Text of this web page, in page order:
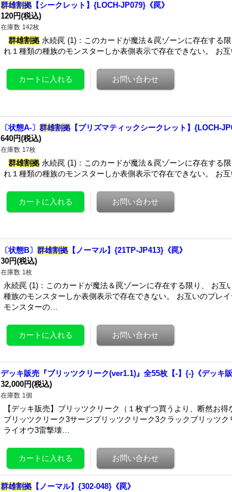
群雄割拠 【シークレット】{LOCH-JP079}《罠》
120円(税込)
在庫数 142枚
群雄割拠 永続罠 (1)：このカードが魔法＆罠ゾーンに存在する
れ１種類の種族のモンスターしか表側表示で存在できない。 お
〔状態A-〕 群雄割拠 【プリズマティックシークレット】{LOCH-
640円(税込)
在庫数 17枚
群雄割拠 永続罠 (1)：このカードが魔法＆罠ゾーンに存在する
れ１種類の種族のモンスターしか表側表示で存在できない。 お
〔状態B〕 群雄割拠 【ノーマル】{21TP-JP413}《罠》
30円(税込)
在庫数 1枚
永続罠 (1)：このカードが魔法＆罠ゾーンに存在する限り、 お互
種族のモンスターしか表側表示で存在できない。 お互いのプレ
モンスターの…
デッキ販売『ブリッツクリーク(ver1.1)』全55枚【-】{-}《デッキ販
32,000円(税込)
在庫数 1個
【デッキ販売】ブリッツクリーク（１枚ずつ買うより、断然お
ブリッツクリーク3サージブリッツクリーク3クラックブリッツ
ライオウ3雷撃壊…
群雄割拠 【ノーマル】{302-048}《罠》